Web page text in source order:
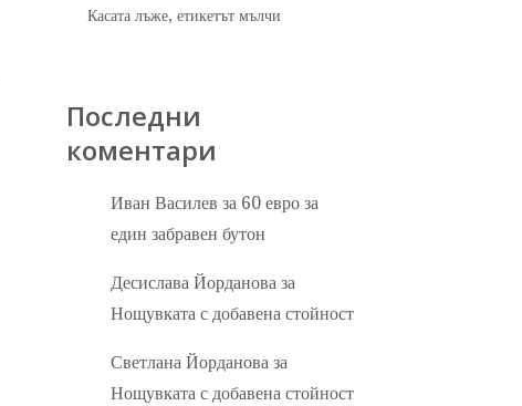
Касата лъже, етикетът мълчи
Последни
коментари
Иван Василев за 60 евро за
един забравен бутон
Десислава Йорданова за
Нощувката с добавена стойност
Светлана Йорданова за
Нощувката с добавена стойност